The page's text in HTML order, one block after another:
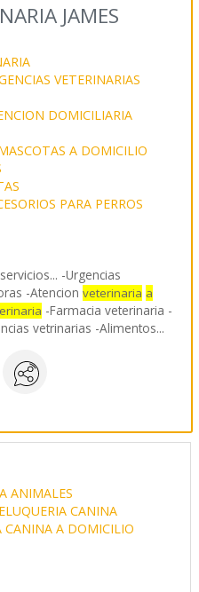
JAMES
VETERINARIAS
DOMICILIARIA
A DOMICILIO
PARA PERROS
-Urgencias
-Atencionveterinaria a
-Farmacia veterinaria -
vetrinarias -Alimentos...
ANIMALES
CANINA
CANINA A DOMICILIO